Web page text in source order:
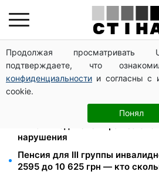
Продолжая просматривать
подтверждаете, что
конфиденциальности и согласны с
cookie.
Понял
120 000 грн на авто:
хотят распространить на III
Освобожденные из плена
водительское удостоверение:
26 000 подписей — Зеленский
лишать водителей прав за
нарушения
Пенсия для III группы
2595 до 10 625 грн — кто